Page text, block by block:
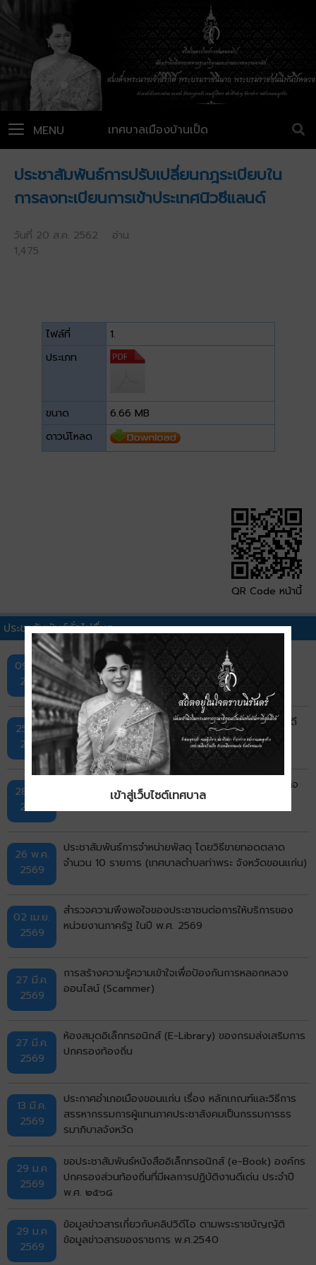
เทศบาลเมืองบ้านเป็ด
MENU
ประชาสัมพันธ์การปรับเปลี่ยนกฎระเบียบใน
การลงทะเบียนการเข้าประเทศนิวซีแลนด์
วันที่ 20 ส.ค. 2562 อ่าน
1,475
ไฟล์ที่
1.
ประเภท
ขนาด
6.66 MB
ดาวน์โหลด
QR Code หน้านี้
ประชาสัมพันธ์ทั่วไปอื่นๆ
09 ก.ค.
2569
ประชาสัมพันธ์ การสรรหาปราชญ์เกษตรของแผ่นดิน
ประจำปี 2570
25 มิ.ย.
2569
ประชาสัมพันธ์การประกวดอาสาสมัครท้องถิ่นรักษ์โลก ดี
เด่นแห่งชาติ ประจำปี พ.ศ. 2569
28 พ.ค.
2569
ร่วมแสดงความคิดเห็นต่อร่างกรอบแผนพัฒนาเศรษฐกิจ
และสังคมแห่งชาติ ฉบับที่ 14 (พ.ศ. 2571-2575)
26 พ.ค.
2569
ประชาสัมพันธ์การจำหน่ายพัสดุ โดยวิธีขายทอดตลาด
จำนวน 10 รายการ (เทศบาลตำบลท่าพระ จังหวัดขอนแก่น)
02 เม.ย.
2569
สำรวจความพึงพอใจของประชาชนต่อการให้บริการของ
หน่วยงานภาครัฐ ในปี พ.ศ. 2569
27 มี.ค.
2569
การสร้างความรู้ความเข้าใจเพื่อป้องกันการหลอกหลวง
ออนไลน์ (Scammer)
27 มี.ค.
2569
ห้องสมุดอิเล็กทรอนิกส์ (E-Library) ของกรมส่งเสริมการ
ปกครองท้องถิ่น
13 มี.ค.
2569
ประกาศอำเภอเมืองขอนแก่น เรื่อง หลักเกณฑ์และวิธีการ
สรรหากรรมการผู้แทนภาคประชาสังคมเป็นกรรมการธร
รมาภิบาลจังหวัด
29 ม.ค
2569
ขอประชาสัมพันธ์หนังสืออิเล็กทรอนิกส์ (e-Book) องค์กร
ปกครองส่วนท้องถิ่นที่มีผลการปฏิบัติงานดีเด่น ประจำปี
พ.ศ. ๒๕๖๘
29 ม.ค
2569
ข้อมูลข่าวสารเกี่ยวกับคลิปวิดีโอ ตามพระราชบัญญัติ
ข้อมูลข่าวสารของราชการ พ.ศ.2540
เข้าสู่เว็บไซต์เทศบาล